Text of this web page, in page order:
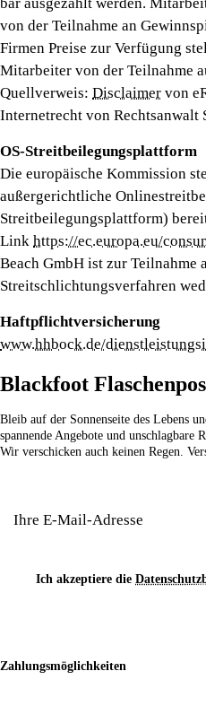
von der Teilnahme an
Firmen Preise zur Verfügung
Mitarbeiter von der Teilnahme
Quellverweis: Disclaimer von
Internetrecht von Rechtsanwalt
OS-Streitbeilegungsplattform
Die europäische Kommission
außergerichtliche
Streitbeilegungsplattform)
Link https://ec.europa.eu/
Beach GmbH ist zur Teilnahme
Streitschlichtungsverfahren
Haftpflichtversicherung
www.hhbock.de/
Blackfoot
Bleib auf der Sonnenseite des Lebens
spannende Angebote und unschlagbare
Wir verschicken auch keinen Regen.
Ich akzeptiere die
Zahlungsmöglichkeiten